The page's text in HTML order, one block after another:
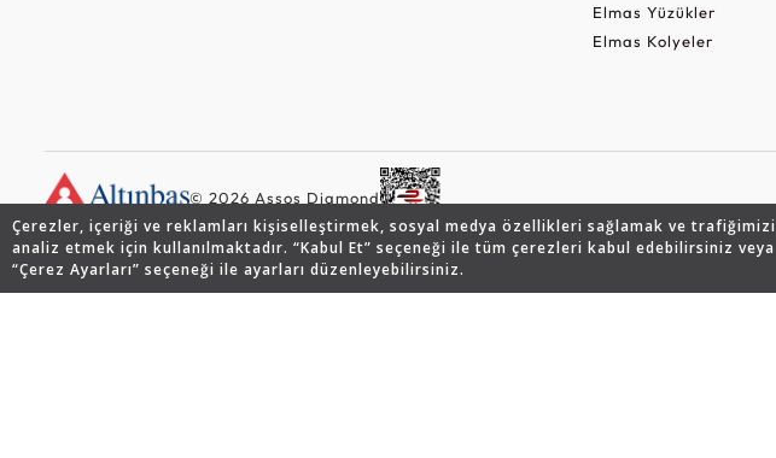
Çerezler, içeriği ve reklamları kişiselleştirmek, sosyal medya özellikleri sağlamak ve trafiğimizi
analiz etmek için kullanılmaktadır. “Kabul Et” seçeneği ile tüm çerezleri kabul edebilirsiniz veya
“Çerez Ayarları” seçeneği ile ayarları düzenleyebilirsiniz.
Elmas Yüzükler
Elmas Kolyeler
© 2026 Assos Diamond